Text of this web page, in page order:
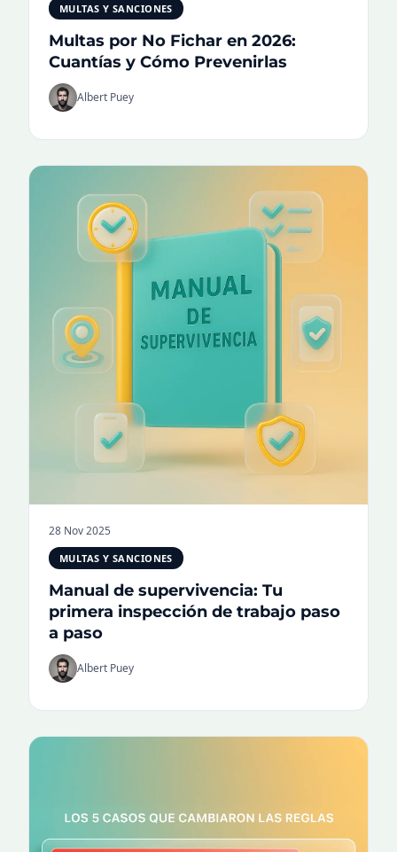
MULTAS Y SANCIONES
Multas por No Fichar en 2026:
Cuantías y Cómo Prevenirlas
Albert Puey
28 Nov 2025
MULTAS Y SANCIONES
Manual de supervivencia: Tu
primera inspección de trabajo paso
a paso
Albert Puey